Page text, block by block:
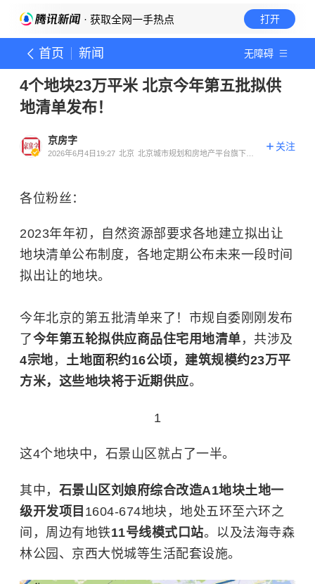
· 获取全网一手热点 打开
首页 新闻 无障碍
4个地块23万平米 北京今年第五批拟供
地清单发布！
京房字
2026年6月4日19:27 北京 北京城市规划和房地产平台旗下京
关注
各位粉丝：
2023年年初，自然资源部要求各地建立拟出让
地块清单公布制度，各地定期公布未来一段时间
拟出让的地块。
今年北京的第五批清单来了！市规自委刚刚发布
了今年第五轮拟供应商品住宅用地清单 ，共涉及
4宗地 ， 土地面积约16公顷，建筑规模约23万平
方米，这些地块将于近期供应。
1
这4个地块中，石景山区就占了一半。
其中， 石景山区刘娘府综合改造A1地块土地一
级开发项目 1604-674地块，地处五环至六环之
间，周边有地铁11号线模式口站。以及法海寺森
林公园、京西大悦城等生活配套设施。